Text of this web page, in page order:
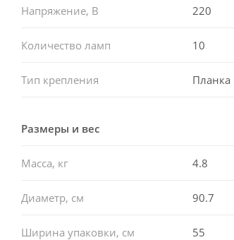
Напряжение, В 220
Количество ламп 10
Тип крепления Планка
Размеры и вес
Масса, кг 4.8
Диаметр, см 90.7
Ширина упаковки, см 55